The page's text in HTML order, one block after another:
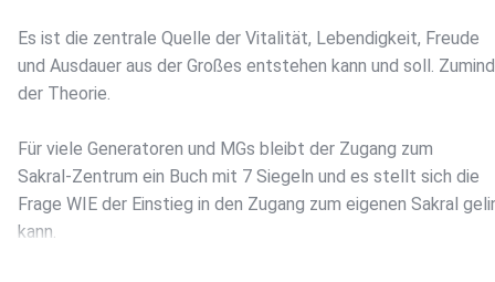
Es ist die zentrale Quelle der Vitalität, Lebendigkeit, Freude
und Ausdauer aus der Großes entstehen kann und soll.
der Theorie.
Für viele Generatoren und MGs bleibt der Zugang zum
Sakral-Zentrum ein Buch mit 7 Siegeln und es stellt sich die
Frage WIE der Einstieg in den Zugang zum eigenen Sakral
kann.